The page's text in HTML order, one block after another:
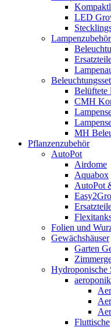
LED
Lampenzubehör
Belüftete
CMH
MH
Pflanzenzubehör
AutoPot
Airdome
Aquabox
AutoPot
Folien und
Gewächshäuser
Garten
Hydroponische
Fluttische